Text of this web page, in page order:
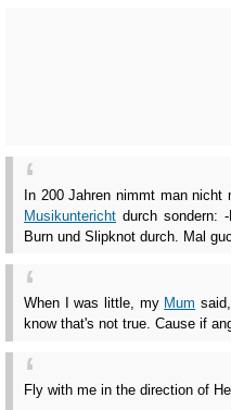
In 200 Jahren nimmt man
Musikuntericht durch sondern:
Burn und Slipknot durch. Mal
When I was little, my Mum
know that's not true. Cause if
Fly with me in the direction of